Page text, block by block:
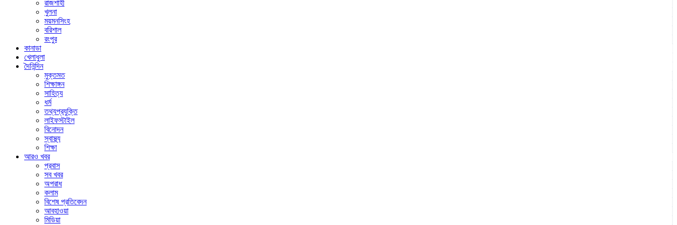
রাজশাহী
খুলনা
ময়মনসিংহ
বরিশাল
রংপুর
কানাডা
খেলাধুলা
দৈনিন্দিন
মুক্তমত
শিক্ষাঙ্গন
সাহিত্য
ধর্ম
তথ্যপ্রযুক্তি
লাইফস্টাইল
বিনোদন
স্বাস্থ্য
শিক্ষা
আরও খবর
প্রবাস
সব খবর
অপরাধ
কলাম
বিশেষ প্রতিবেদন
আবহাওয়া
মিডিয়া